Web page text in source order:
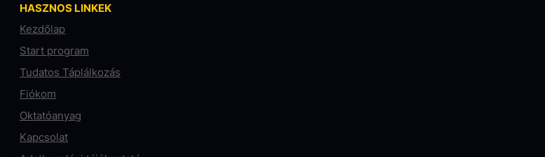
HASZNOS LINKEK
Kezdőlap
Start program
Tudatos Táplálkozás
Fiókom
Oktatóanyag
Kapcsolat